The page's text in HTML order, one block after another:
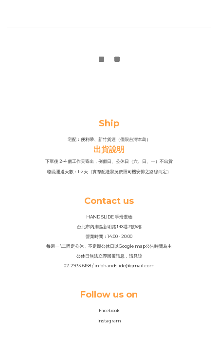
Ship
宅配：便利帶、新竹貨運（僅限台灣本島）
出貨說明
下單後 2-4 個工作天寄出，例假日、公休日（六、日、一）不出貨
物流運送天數：1-2天（實際配送狀況依照司機安排之路線而定）
Contact us
HAND SLIDE 手滑選物
台北市內湖區新明路143巷7號5樓
營業時間：14:00 - 20:00
每週一 \二固定公休，不定期公休日以Google map公告時間為主
公休日無法立即回覆訊息，請見諒
02-2933-6158 / infohandslide@gmail.com
Follow us on
Facebook
Instagram